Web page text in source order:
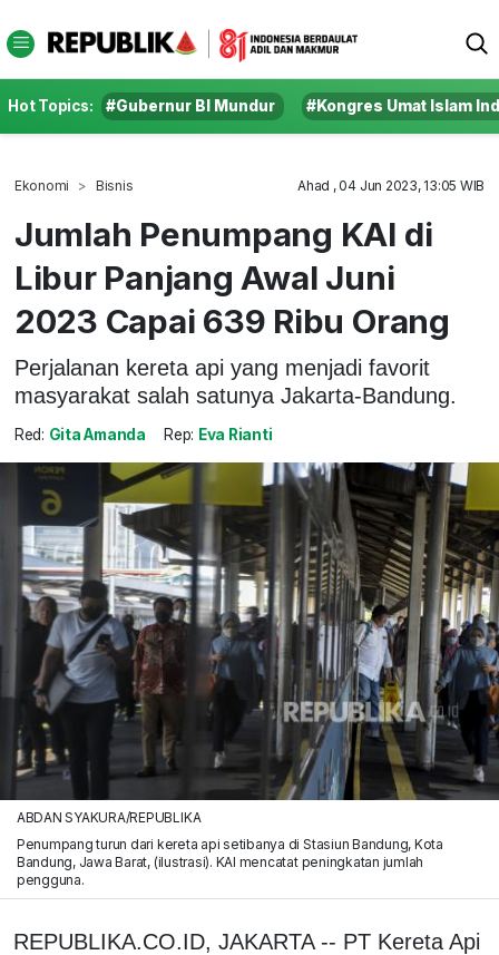
Hot Topics: #Gubernur BI Mundur #Kongres Umat Islam
Ekonomi Bisnis Ahad , 04 Jun 2023, 13:05 WIB
Jumlah Penumpang KAI di
Libur Panjang Awal Juni
2023 Capai 639 Ribu Orang
Perjalanan kereta api yang menjadi favorit
masyarakat salah satunya Jakarta-Bandung.
Red: Gita Amanda Rep: Eva Rianti
ABDAN SYAKURA/REPUBLIKA
Penumpang turun dari kereta api setibanya di Stasiun Bandung, Kota
Bandung, Jawa Barat, (ilustrasi). KAI mencatat peningkatan jumlah
pengguna.
REPUBLIKA.CO.ID, JAKARTA -- PT Kereta Api